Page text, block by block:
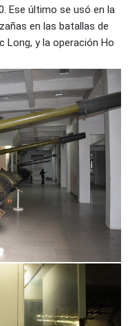
Ese último se usó en la
en las batallas de
Long, y la operación Ho